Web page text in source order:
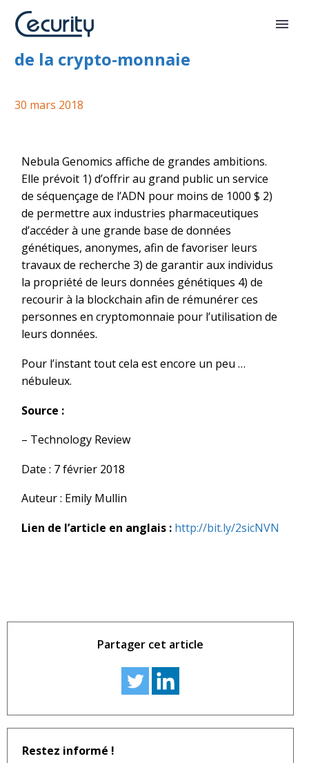
Vos données génétiques contre
de la crypto-monnaie
30 mars 2018
Nebula Genomics affiche de grandes ambitions.
Elle prévoit 1) d’offrir au grand public un service
de séquençage de l’ADN pour moins de 1000 $ 2)
de permettre aux industries pharmaceutiques
d’accéder à une grande base de données
génétiques, anonymes, afin de favoriser leurs
travaux de recherche 3) de garantir aux individus
la propriété de leurs données génétiques 4) de
recourir à la blockchain afin de rémunérer ces
personnes en cryptomonnaie pour l’utilisation de
leurs données.
Pour l’instant tout cela est encore un peu …
nébuleux.
Source :
– Technology Review
Date : 7 février 2018
Auteur : Emily Mullin
Lien de l’article en anglais : http://bit.ly/2sicNVN
Partager cet article
Restez informé !